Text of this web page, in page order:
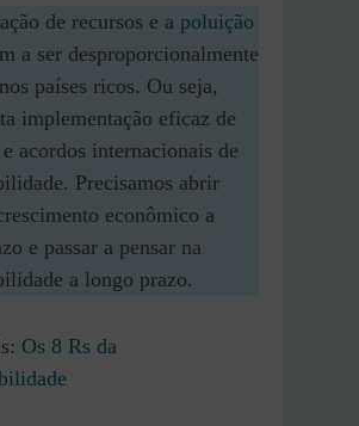
de recursos e a poluição
a ser desproporcionalmente
países ricos. Ou seja,
implementação eficaz de
acordos internacionais de
Precisamos abrir
econômico a
e passar a pensar na
a longo prazo.
Os 8 Rs da